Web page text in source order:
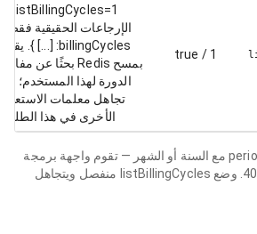
1 / true
الإرجاعات الحقيقية فقط {
billingCycles: [...] }. يقوم
بمسح Redis بحثًا عن مفاتيح
الدورة لهذا المستخدم؛ يتم
تجاهل معلمات الاستعلام
الأخرى في هذا الطلب.
لا تقم بتمريرperiodStartUnix مع السنة أو الشهر — تقوم واجهة برمجة
التطبيقات (API) بإرجاع 400. وضع listBillingCycles منفصل ويتجاهل